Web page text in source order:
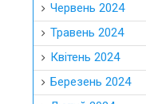
Червень 2024
Травень 2024
Квітень 2024
Березень 2024